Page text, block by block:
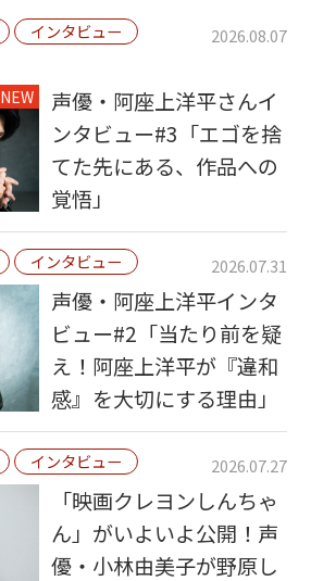
インタビュー
2026.08.07
NEW
声優・阿座上洋平さんイ
ンタビュー#3「エゴを捨
てた先にある、作品への
覚悟」
インタビュー 2026.07.31
声優・阿座上洋平インタ
ビュー#2「当たり前を疑
え！阿座上洋平が『違和
感』を大切にする理由」
インタビュー 2026.07.27
「映画クレヨンしんちゃ
ん」がいよいよ公開！声
優・小林由美子が野原し